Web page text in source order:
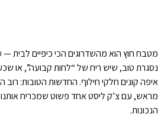
מטבח חוץ הוא מהשדרוגים הכי כיפיים
נסגרת טוב, שיש ריח של “לחות קבועה”, או
איפה קונים חלקי חילוף. החדשות הטובות: רוב
מראש, עם צ’ק ליסט אחד פשוט שמכריח
הנכונות.